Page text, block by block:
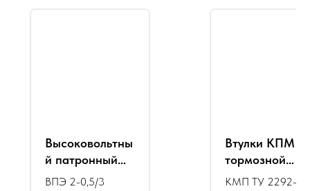
Высоковольтны
й патронный
электронагрев
ВПЭ 2-0,5/3
Втулки КПМ
тормозной
рычажной
КМП ТУ 2292-